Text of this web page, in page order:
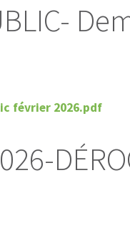
février 2026.pdf